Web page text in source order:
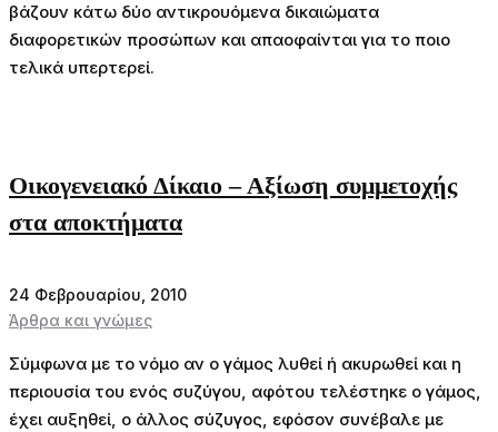
βάζουν κάτω δύο αντικρουόμενα δικαιώματα
διαφορετικών προσώπων και απαοφαίνται για το ποιο
τελικά υπερτερεί.
Οικογενειακό Δίκαιο – Αξίωση συμμετοχής
στα αποκτήματα
24 Φεβρουαρίου, 2010
Άρθρα και γνώμες
Σύμφωνα με το νόμο αν ο γάμος λυθεί ή ακυρωθεί και η
περιουσία του ενός συζύγου, αφότου τελέστηκε ο γάμος,
έχει αυξηθεί, ο άλλος σύζυγος, εφόσον συνέβαλε με